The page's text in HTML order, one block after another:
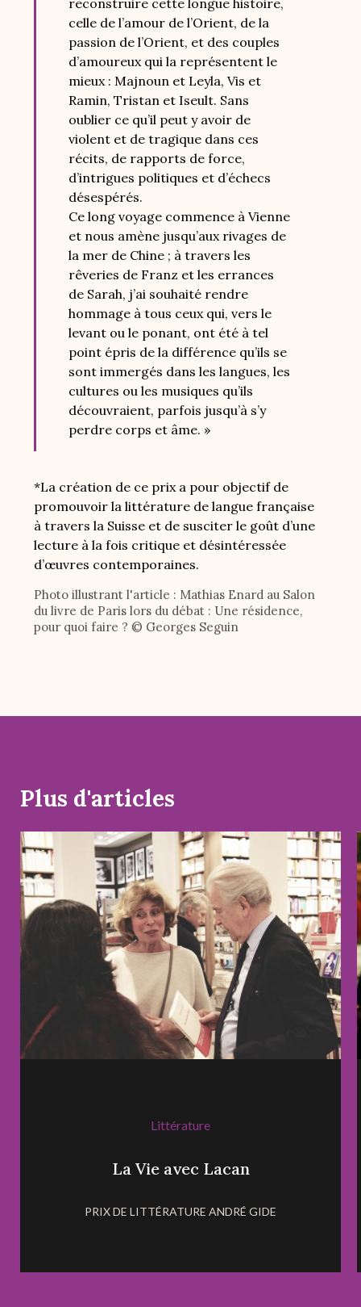
reconstruire cette longue histoire,
celle de l’amour de l’Orient, de la
passion de l’Orient, et des couples
d’amoureux qui la représentent le
mieux : Majnoun et Leyla, Vis et
Ramin, Tristan et Iseult. Sans
oublier ce qu’il peut y avoir de
violent et de tragique dans ces
récits, de rapports de force,
d’intrigues politiques et d’échecs
désespérés.
Ce long voyage commence à Vienne
et nous amène jusqu’aux rivages de
la mer de Chine ; à travers les
rêveries de Franz et les errances
de Sarah, j’ai souhaité rendre
hommage à tous ceux qui, vers le
levant ou le ponant, ont été à tel
point épris de la différence qu’ils se
sont immergés dans les langues, les
cultures ou les musiques qu’ils
découvraient, parfois jusqu’à s’y
perdre corps et âme. »
*La création de ce prix a pour objectif de
promouvoir la littérature de langue française
à travers la Suisse et de susciter le goût d’une
lecture à la fois critique et désintéressée
d’œuvres contemporaines.
Photo illustrant l'article : Mathias Enard au Salon
du livre de Paris lors du débat : Une résidence,
pour quoi faire ? © Georges Seguin
Plus d'articles
Littérature
La Vie avec Lacan
PRIX DE LITTÉRATURE ANDRÉ GIDE